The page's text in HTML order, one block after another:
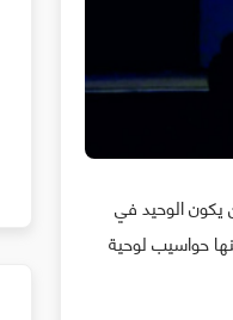
لن يكون الوحيد في
حواسيب لوحية